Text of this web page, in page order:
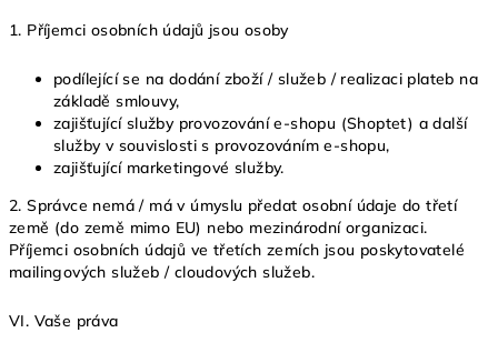
1. Příjemci osobních údajů jsou osoby
podílející se na dodání zboží / služeb / realizaci plateb na
základě smlouvy,
zajišťující služby provozování e-shopu (Shoptet) a další
služby v souvislosti s provozováním e-shopu,
zajišťující marketingové služby.
2. Správce nemá / má v úmyslu předat osobní údaje do třetí
země (do země mimo EU) nebo mezinárodní organizaci.
Příjemci osobních údajů ve třetích zemích jsou poskytovatelé
mailingových služeb / cloudových služeb.
VI. Vaše práva